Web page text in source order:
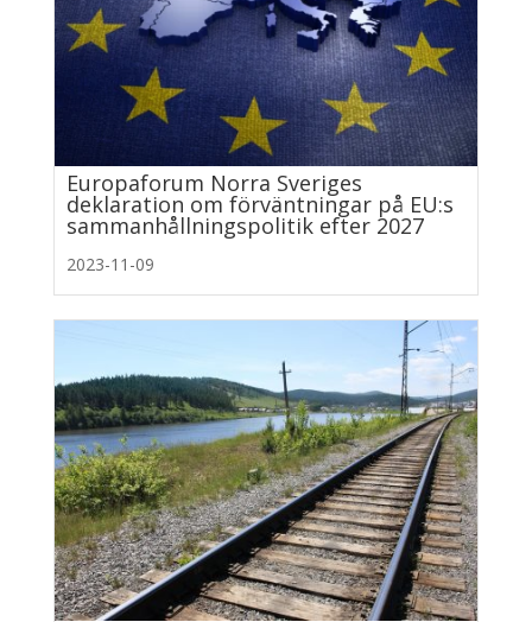
Europaforum Norra Sveriges
deklaration om förväntningar på EU:s
sammanhållningspolitik efter 2027
2023-11-09